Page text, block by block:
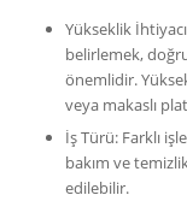
Yükseklik
belirlemek,
önemlidir.
veya makaslı
İş Türü: Farklı
bakım ve
edilebilir.